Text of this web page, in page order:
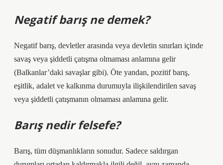
Negatif barış ne demek?
Negatif barış, devletler arasında veya devletin sınırları içinde
savaş veya şiddetli çatışma olmaması anlamına gelir
(Balkanlar’daki savaşlar gibi). Öte yandan, pozitif barış,
eşitlik, adalet ve kalkınma durumuyla ilişkilendirilen savaş
veya şiddetli çatışmanın olmaması anlamına gelir.
Barış nedir felsefe?
Barış, tüm düşmanlıkların sonudur. Sadece saldırgan